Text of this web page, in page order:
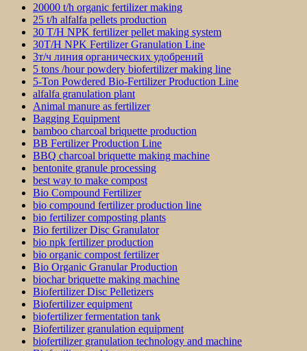
20000 t/h organic fertilizer making
25 t/h alfalfa pellets production
30 T/H NPK fertilizer pellet making system
30T/H NPK Fertilizer Granulation Line
3т/ч линия органических удобрений
5 tons /hour powdery biofertilizer making line
5-Ton Powdered Bio-Fertilizer Production Line
alfalfa granulation plant
Animal manure as fertilizer
Bagging Equipment
bamboo charcoal briquette production
BB Fertilizer Production Line
BBQ charcoal briquette making machine
bentonite granule processing
best way to make compost
Bio Compound Fertilizer
bio compound fertilizer production line
bio fertilizer composting plants
Bio fertilizer Disc Granulator
bio npk fertilizer production
bio organic compost fertilizer
Bio Organic Granular Production
biochar briquette making machine
Biofertilizer Disc Pelletizers
Biofertilizer equipment
biofertilizer fermentation tank
Biofertilizer granulation equipment
biofertilizer granulation technology and machine